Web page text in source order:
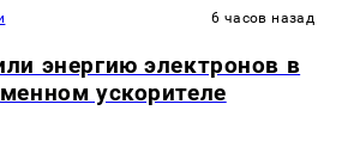
6 часов назад
энергию электронов в
ускорителе